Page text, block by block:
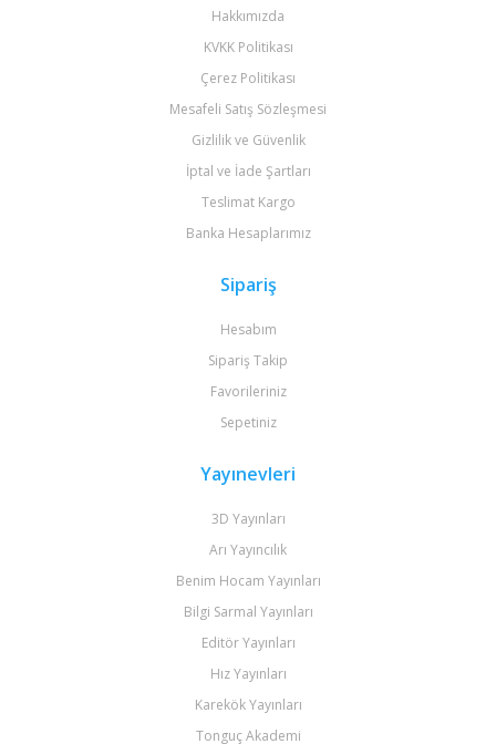
Hakkımızda
KVKK Politikası
Çerez Politikası
Mesafeli Satış Sözleşmesi
Gizlilik ve Güvenlik
İptal ve İade Şartları
Teslimat Kargo
Banka Hesaplarımız
Sipariş
Hesabım
Sipariş Takip
Favorileriniz
Sepetiniz
Yayınevleri
3D Yayınları
Arı Yayıncılık
Benim Hocam Yayınları
Bilgi Sarmal Yayınları
Editör Yayınları
Hız Yayınları
Karekök Yayınları
Tonguç Akademi